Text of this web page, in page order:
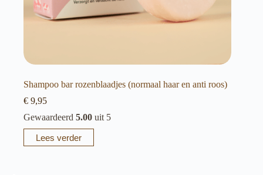
Shampoo bar rozenblaadjes (normaal haar en anti roos)
€ 9,95
Gewaardeerd 5.00 uit 5
Lees verder